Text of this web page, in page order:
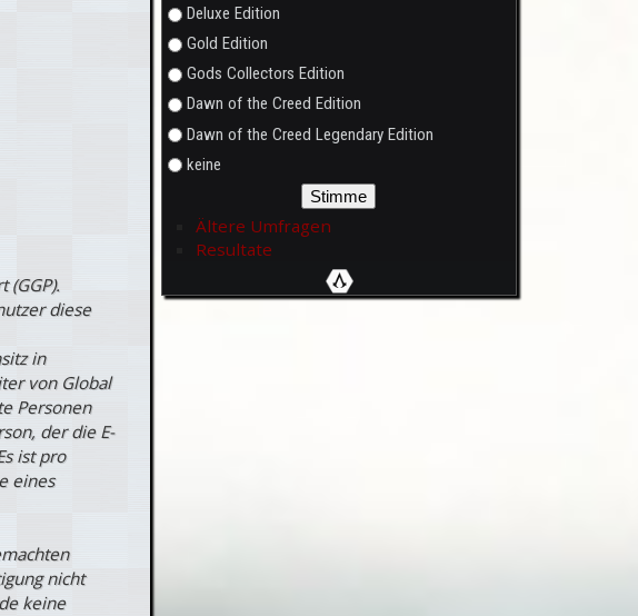
diese
in
von Global
Personen
der die E-
ist pro
eines
nicht
keine
Deluxe Edition
Gold Edition
Gods Collectors Edition
Dawn of the Creed Edition
Dawn of the Creed Legendary Edition
keine
Ältere Umfragen
Resultate